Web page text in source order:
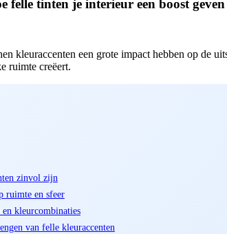
felle tinten je interieur een boost geven
kleuraccenten een grote impact hebben op de
ruimte creëert.
zinvol zijn
ruimte en sfeer
kleurcombinaties
van felle kleuraccenten